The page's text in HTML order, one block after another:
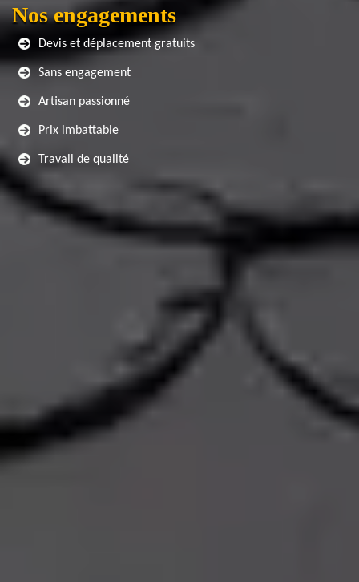
Nos engagements
Devis et déplacement gratuits
Sans engagement
Artisan passionné
Prix imbattable
Travail de qualité